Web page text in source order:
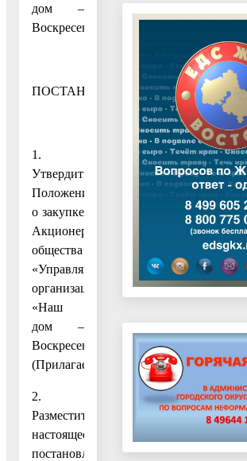
дом –
Воскресенск»
ПОСТАНОВЛЯЮ:
1.
Утвердить
Положение
о закупке
Акционерного
общества
«Управляющая
организация
«Наш
дом –
Воскресенск».
(Прилагается.)
2.
Разместить
настоящее
постановление